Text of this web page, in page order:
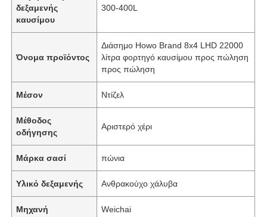
Αρχική Σελίδα
Προϊόντα
Σχετικά με εμάς
Γύρος εργοστασίων
Ποιοτικός έλεγχος
δεξαμενής
καυσίμου
300-400L
Όνομα προϊόντος
Διάσημο Howo Brand 8x4 LHD 22000
λίτρα φορτηγό καυσίμου προς πώληση
προς πώληση
Μέσον Ντίζελ
Μέθοδος
οδήγησης
Αριστερό χέρι
Μάρκα σασί πώνια
Υλικό δεξαμενής Ανθρακούχο χάλυβα
Μηχανή Weichai